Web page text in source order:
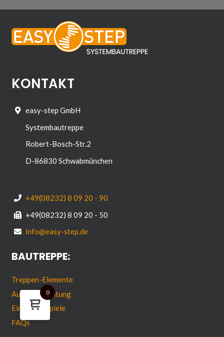
KONTAKT
easy-step GmbH
Systembautreppe
Robert-Bosch-Str.2
D-86830 Schwabmünchen
+49(08232) 8 09 20 - 90
+49(08232) 8 09 20 - 50
info@easy-step.de
BAUTREPPE:
Treppen-Elemente
Aufbau-Anleitung
Einsatzbeispiele
FAQs
0